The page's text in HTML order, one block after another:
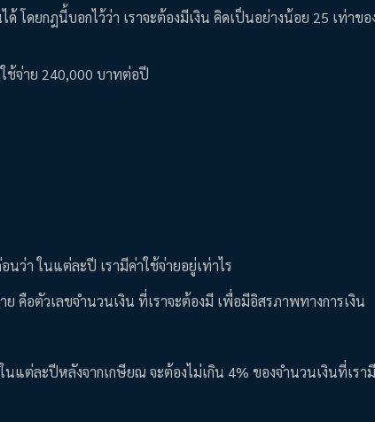
ด้ โดยกฎนี้บอกไว้ว่า เราจะต้องมีเงิน คิดเป็นอย่างน้อย 25 เท่าขอ
ช้จ่าย 240,000 บาทต่อปี
นว่า ในแต่ละปี เรามีค่าใช้จ่ายอยู่เท่าไร
คือตัวเลขจำนวนเงิน ที่เราจะต้องมี เพื่อมีอิสรภาพทางการเงิน
นแต่ละปีหลังจากเกษียณ จะต้องไม่เกิน 4% ของจำนวนเงินที่เร